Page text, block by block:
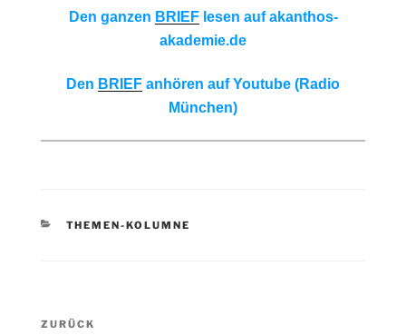
Den ganzen BRIEFlesen auf akanthos-
akademie.de
Den BRIEF anhören auf Youtube (Radio
München)
KATEGORIEN
THEMEN-KOLUMNE
Beitragsnavigation
Vorheriger
ZURÜCK